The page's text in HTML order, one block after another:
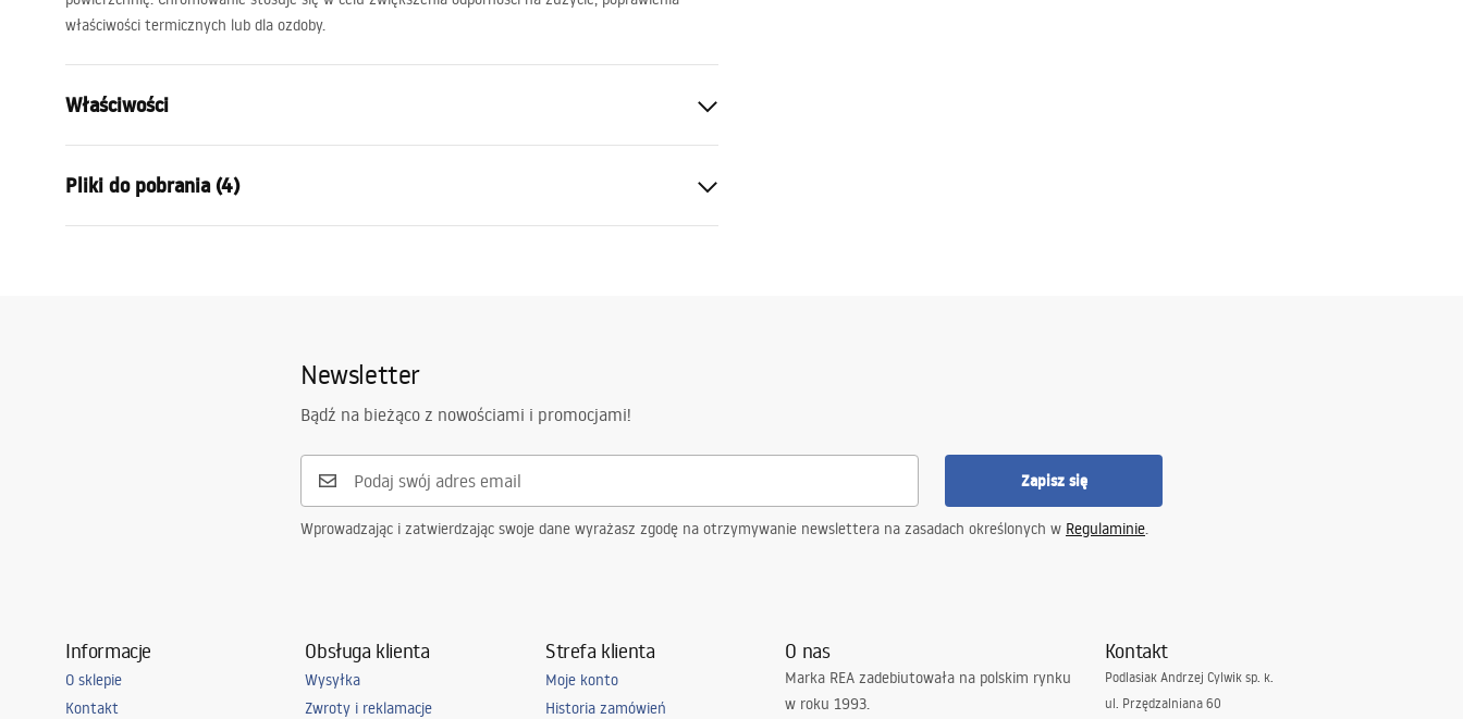
właściwości termicznych lub dla ozdoby.
Właściwości
Sposób montażu:
Kolor:
Chrom
165
Chrome plating
5 lat
Pliki do pobrania (4)
Pielegnacja.pdf
Newsletter
Bądź na bieżąco z nowościami i promocjami!
Zapisz się
Wprowadzając i zatwierdzając swoje dane wyrażasz zgodę na otrzymywanie newslettera na zasadach określonych w Regulaminie.
Informacje
O sklepie
Kontakt
Obsługa klienta
Wysyłka
Zwroty i reklamacje
Strefa klienta
Moje konto
Historia zamówień
O nas
Marka REA zadebiutowała na polskim rynku
w roku 1993.
Kontakt
Podlasiak Andrzej Cylwik sp. k.
ul. Przędzalniana 60